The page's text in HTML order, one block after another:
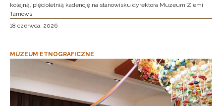
kolejną, pięcioletnią kadencję na stanowisku dyrektora Muzeum Ziemi
Tarnows
18 czerwca, 2026
MUZEUM ETNOGRAFICZNE